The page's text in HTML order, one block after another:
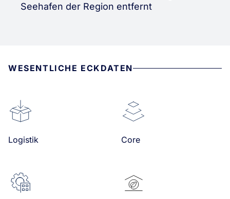
Seehafen der Region entfernt
WESENTLICHE ECKDATEN
Logistik Core